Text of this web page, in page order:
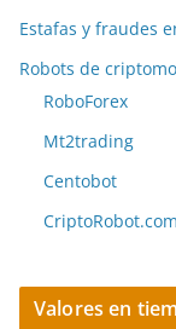
Estafas y fraudes
Robots de
RoboForex
Mt2trading
Centobot
CriptoRobot.com
Valores en